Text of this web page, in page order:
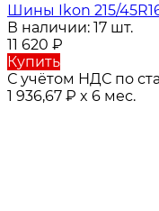
Шины Ikon 215/
В наличии: 17 шт.
11 620 ₽
Купить
С учётом НДС по
1 936,67 ₽ x 6 мес.